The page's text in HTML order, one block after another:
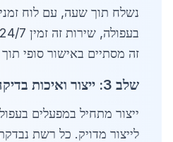
זה מסתיים באישור סופי תוך 48 שעות.
שלב 3: ייצור ואיכות בדיקה
לייצור מדויק. כל רשת